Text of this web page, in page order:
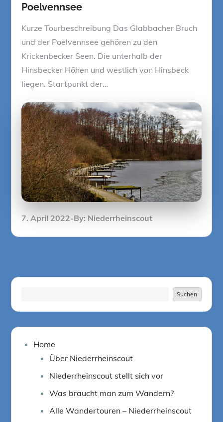
Poelvennsee
Kurze Tourbeschreibung Das Glabbacher Bruch
und der Poelvennsee gehören zu den
Krickenbecker Seen. Die unterhalb der
Hinsbecker Höhen und westlich von Hinsbeck
liegen. Startpunkt der…
Posted
7. April 2022 By: Niederrheinscout
Suchen
Home
Über Niederrheinscout
Niederrheinscout stellt sich vor
Was braucht man zum Wandern?
Alle Wandertouren – Niederrheinscout